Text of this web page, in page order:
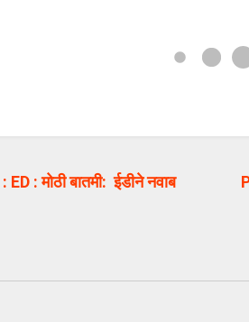
: मोठी बातमी: ईडीने नवाब